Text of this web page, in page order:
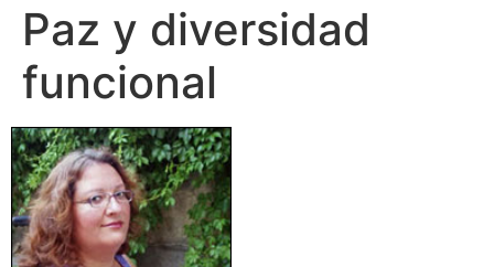
Paz y diversidad
funcional